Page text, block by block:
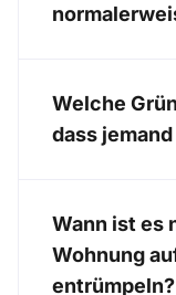
Welche
dass
Wann ist es
Wohnung
entrümpeln?